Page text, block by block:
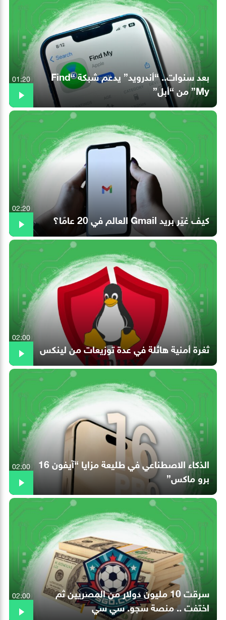
بعد سنوات.. “أندرويد” يدعم شبكة “Find
My” من “أبل”
01:20
كيف غيّر بريد Gmail العالم في 20 عامًا؟
02:20
ثغرة أمنية هائلة في عدة توزيعات من لينكس
02:00
الذكاء الاصطناعي في طليعة مزايا “آيفون 16
برو ماكس”
02:00
سرقت 10 مليون دولار من المصريين ثم
اختفت .. منصة سجو. سي سي
02:00